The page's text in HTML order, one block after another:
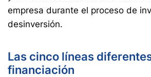
empresa durante el proceso de
desinversión.
Las cinco líneas
financiación